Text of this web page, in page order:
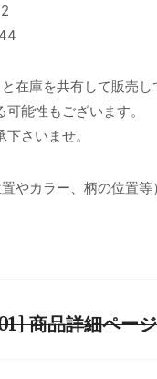
在庫を共有して販売し
能性もございます。
さいませ。
やカラー、柄の位置等
商品詳細ペー